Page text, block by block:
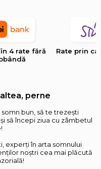
4 rate fără
Rate prin
perne
bun, să te trezești
să începi ziua cu zâmbetul
experți în arta somnului
noștri cea mai plăcută